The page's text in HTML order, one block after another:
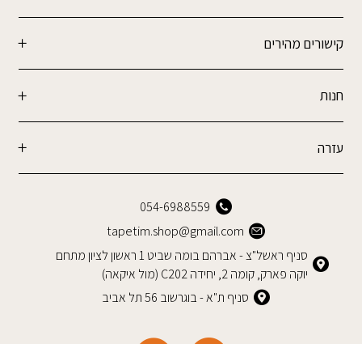
קישורים מהירים
חנות
עזרה
054-6988559
tapetim.shop@gmail.com
סניף ראשל"צ - אברהם בומה שביט 1 ראשון לציון מתחם
יוקה פארק, קומה 2, יחידה C202 (מול איקאה)
סניף ת"א - בוגרשוב 56 תל אביב